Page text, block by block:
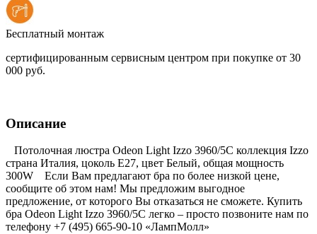
Бесплатный монтаж
сертифицированным сервисным центром при покупке от 30
000 руб.
Описание
Потолочная люстра Odeon Light Izzo 3960/5C коллекция Izzo
страна Италия, цоколь E27, цвет Белый, общая мощность
300W Если Вам предлагают бра по более низкой цене,
сообщите об этом нам! Мы предложим выгодное
предложение, от которого Вы отказаться не сможете. Купить
бра Odeon Light Izzo 3960/5C легко – просто позвоните нам по
телефону +7 (495) 665-90-10 «ЛампМолл»